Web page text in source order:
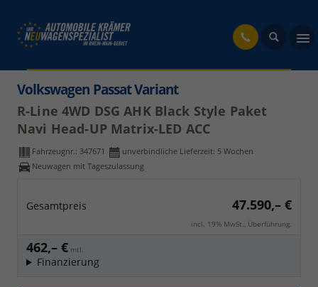
Volkswagen Passat Variant
R-Line 4WD DSG AHK Black Style Paket
Navi Head-UP Matrix-LED ACC
Fahrzeugnr.: 347671 unverbindliche Lieferzeit: 5 Wochen
Neuwagen mit Tageszulassung
Gesamtpreis 47.590,– €
incl. 19% MwSt., Überführung.
462,– € mtl.
Finanzierung